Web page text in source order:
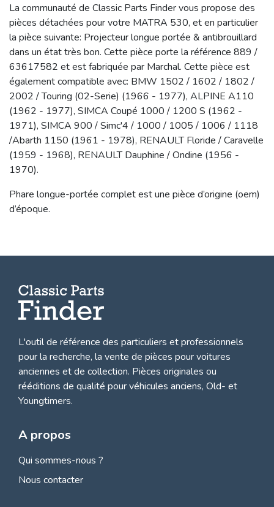
La communauté de Classic Parts Finder vous propose des
pièces détachées pour votre MATRA 530, et en particulier
la pièce suivante: Projecteur longue portée & antibrouillard
dans un état très bon. Cette pièce porte la référence 889 /
63617582 et est fabriquée par Marchal. Cette pièce est
également compatible avec: BMW 1502 / 1602 / 1802 /
2002 / Touring (02-Serie) (1966 - 1977), ALPINE A110
(1962 - 1977), SIMCA Coupé 1000 / 1200 S (1962 -
1971), SIMCA 900 / Simc'4 / 1000 / 1005 / 1006 / 1118
/Abarth 1150 (1961 - 1978), RENAULT Floride / Caravelle
(1959 - 1968), RENAULT Dauphine / Ondine (1956 -
1970).
Phare longue-portée complet est une pièce d’origine (oem)
d’époque.
L'outil de référence des particuliers et professionnels
pour la recherche, la vente de pièces pour voitures
anciennes et de collection. Pièces originales ou
rééditions de qualité pour véhicules anciens, Old- et
Youngtimers.
A propos
Qui sommes-nous ?
Nous contacter